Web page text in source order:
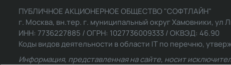
ПУБЛИЧНОЕ АКЦИОНЕРНОЕ ОБЩЕСТВО "СОФТЛАЙН"
г. Москва, вн.тер. г. муниципальный округ Хамовники, ул
ИНН: 7736227885 / ОГРН: 1027736009333 / ОКВЭД: 46.90
Коды видов деятельности в области IT по перечню,
Информация, представленная на сайте, носит